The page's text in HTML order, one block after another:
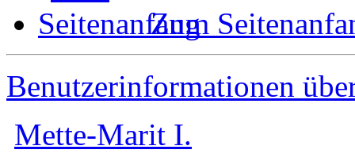
Zum
Benutzerinformationen
Mette-Marit I.